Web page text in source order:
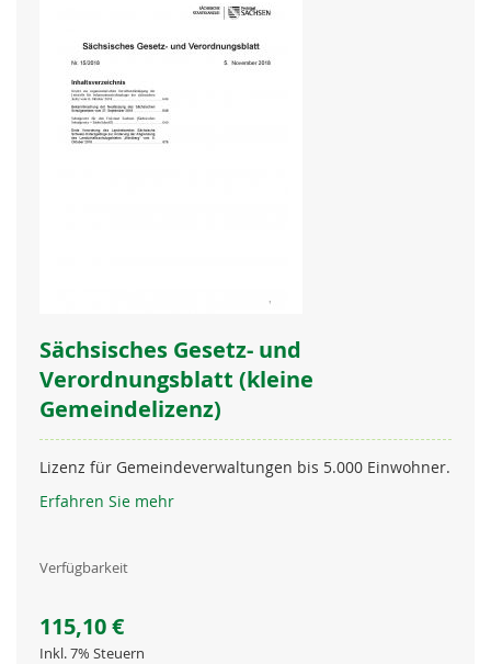
Sächsisches Gesetz- und
Verordnungsblatt (kleine
Gemeindelizenz)
Lizenz für Gemeindeverwaltungen bis 5.000 Einwohner.
Erfahren Sie mehr
Verfügbarkeit
115,10 €
Inkl. 7% Steuern